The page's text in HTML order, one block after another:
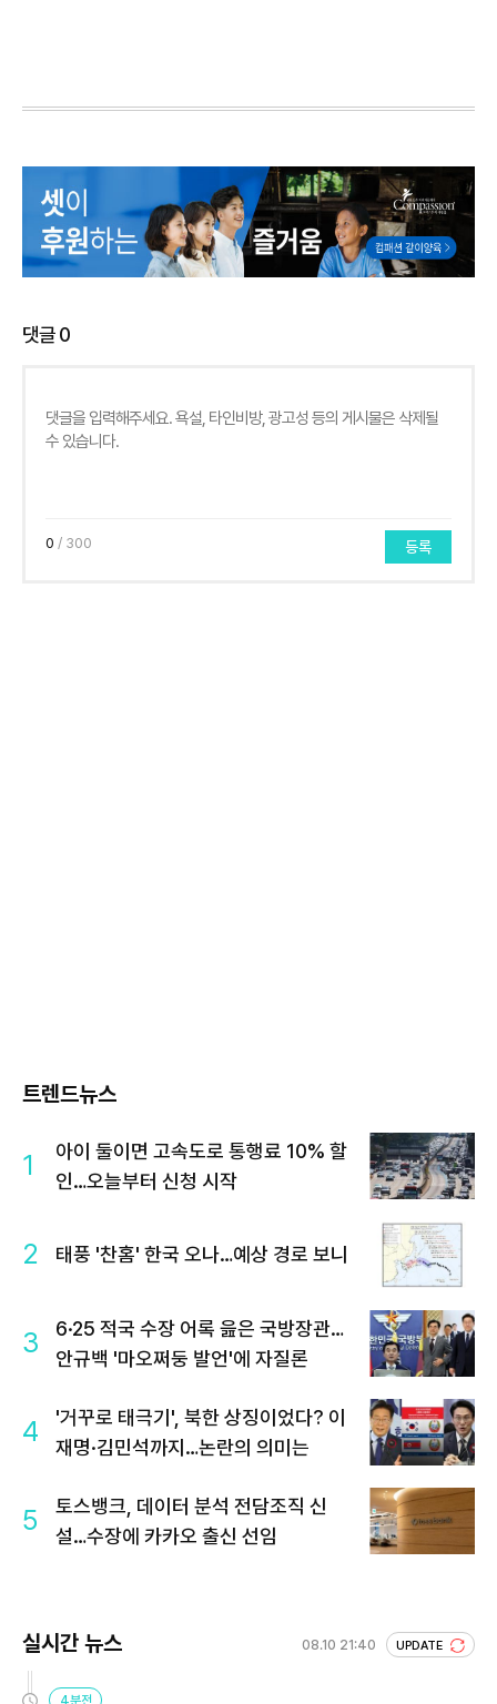
댓글0
0 / 300 등록
트렌드뉴스
1
아이 둘이면 고속도로 통행료 10% 할
인…오늘부터 신청 시작
2 태풍 '찬홈' 한국 오나…예상 경로 보니
3
6·25 적국 수장 어록 읊은 국방장관…
안규백 '마오쩌둥 발언'에 자질론
4
'거꾸로 태극기', 북한 상징이었다? 이
재명·김민석까지…논란의 의미는
5
토스뱅크, 데이터 분석 전담조직 신
설…수장에 카카오 출신 선임
실시간 뉴스 08.10 21:40 UPDATE
4분전